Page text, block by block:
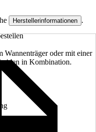
Wannenträger oder mit einer
in Kombination.
Herstellerinformationen .